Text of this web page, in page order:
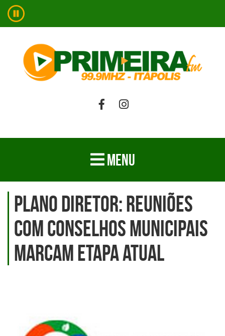
MENU
Plano Diretor: reuniões
com Conselhos Municipais
marcam etapa atual